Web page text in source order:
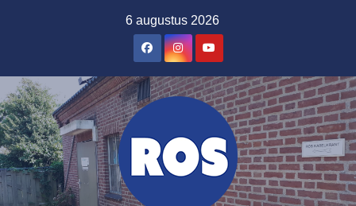
inhoud
6 augustus 2026